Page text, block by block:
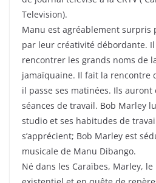
Television).
Manu est agréablement surpris
par leur créativité débordante.
rencontrer les grands noms de
jamaïquaine. Il fait la rencontre
il passe ses matinées. Ils
séances de travail. Bob Marley
studio et ses habitudes de
s’apprécient; Bob Marley est
musicale de Manu Dibango.
Né dans les Caraïbes, Marley,